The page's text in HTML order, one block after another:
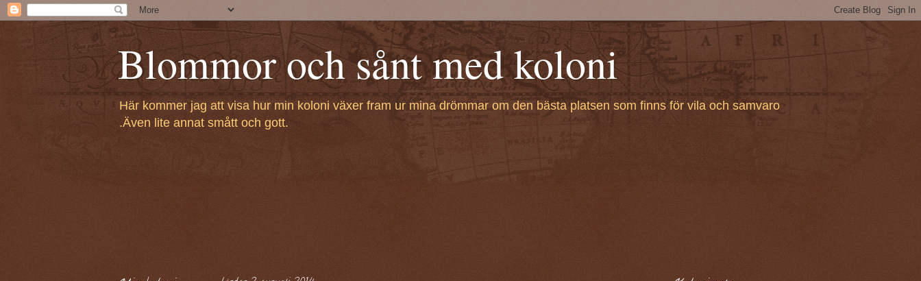
Blommor och sånt med koloni
Här kommer jag att visa hur min koloni växer fram ur mina drömmar om den bästa platsen som finns för vila och samvaro
.Även lite annat smått och gott.